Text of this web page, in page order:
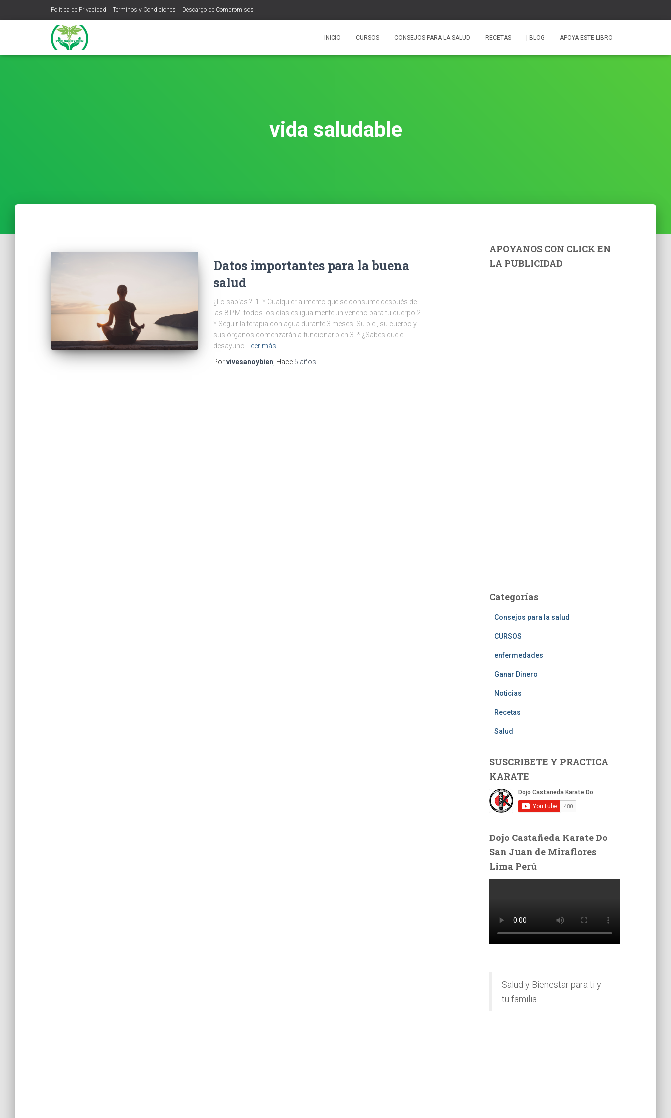
Politica de Privacidad Terminos y Condiciones Descargo de Compromisos
INICIO CURSOS CONSEJOS PARA LA SALUD RECETAS | BLOG APOYA ESTE LIBRO
vida saludable
Datos importantes para la buena
salud
¿Lo sabías ? 1. * Cualquier alimento que se consume después de
las 8 P.M. todos los días es igualmente un veneno para tu cuerpo.2.
* Seguir la terapia con agua durante 3 meses. Su piel, su cuerpo y
sus órganos comenzarán a funcionar bien.3. * ¿Sabes que el
desayuno
Leer más
Porvivesanoybien , Hace 5 años
APOYANOS CON CLICK EN
LA PUBLICIDAD
Categorías
Consejos para la salud
CURSOS
enfermedades
Ganar Dinero
Noticias
Recetas
Salud
SUSCRIBETE Y PRACTICA
KARATE
Dojo Castañeda Karate Do
San Juan de Miraflores
Lima Perú
Salud y Bienestar para ti y
tu familia